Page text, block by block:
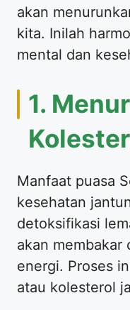
akan
kita. Inilah
mental dan
1.
Manfaat puasa
kesehatan
detoksifikasi
akan membakar
energi. Proses
atau kolesterol